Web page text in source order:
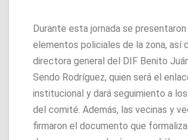
Durante esta jornada se
elementos policiales de la zona, así
directora general del DIF Benito
Sendo Rodríguez, quien será el
institucional y dará seguimiento a
del comité. Además, las vecinas y
firmaron el documento que